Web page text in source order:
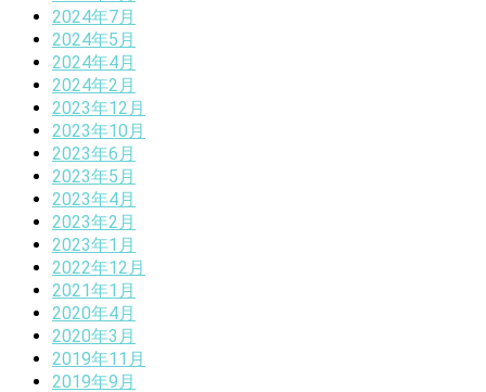
2024年7月
2024年5月
2024年4月
2024年2月
2023年12月
2023年10月
2023年6月
2023年5月
2023年4月
2023年2月
2023年1月
2022年12月
2021年1月
2020年4月
2020年3月
2019年11月
2019年9月